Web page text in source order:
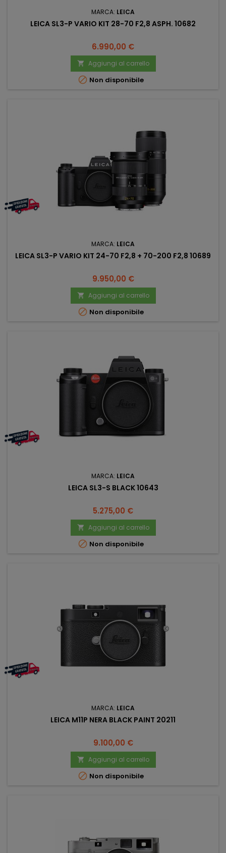
MARCA: LEICA
LEICA SL3-P VARIO KIT 28-70 F2,8 ASPH. 10682
Prezzo
6.990,00 €
 Aggiungi al carrello
 Non disponibile
MARCA: LEICA
LEICA SL3-P VARIO KIT 24-70 F2,8 + 70-200 F2,8 10689
Prezzo
9.950,00 €
 Aggiungi al carrello
 Non disponibile
MARCA: LEICA
LEICA SL3-S BLACK 10643
Prezzo
5.275,00 €
 Aggiungi al carrello
 Non disponibile
MARCA: LEICA
LEICA M11P NERA BLACK PAINT 20211
Prezzo
9.100,00 €
 Aggiungi al carrello
 Non disponibile